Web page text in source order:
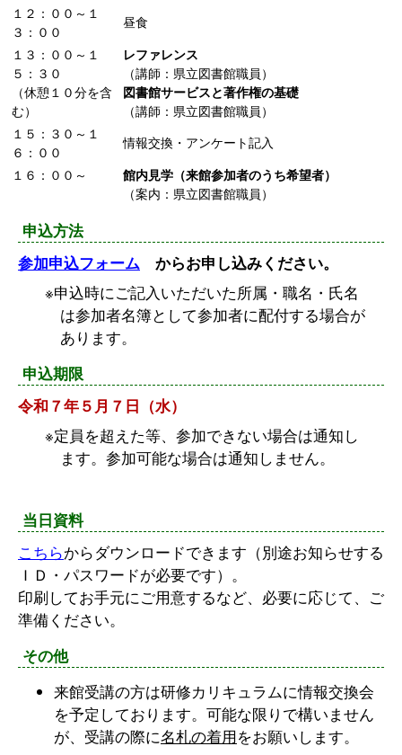
１２：００～１
３：００
昼食
１３：００～１
５：３０
（休憩１０分を含
む）
レファレンス
（講師：県立図書館職員）
図書館サービスと著作権の基礎
（講師：県立図書館職員）
１５：３０～１
６：００
情報交換・アンケート記入
１６：００～
館内見学（来館参加者のうち希望者）
（案内：県立図書館職員）
申込方法
参加申込フォーム からお申し込みください。
申込時にご記入いただいた所属・職名・氏名
は参加者名簿として参加者に配付する場合が
あります。
申込期限
令和７年５月７日（水）
定員を超えた等、参加できない場合は通知し
ます。参加可能な場合は通知しません。
当日資料
こちらからダウンロードできます（別途お知らせする
ＩＤ・パスワードが必要です）。
印刷してお手元にご用意するなど、必要に応じて、ご
準備ください。
その他
来館受講の方は研修カリキュラムに情報交換会
を予定しております。可能な限りで構いません
が、受講の際に名札の着用をお願いします。